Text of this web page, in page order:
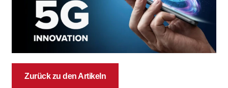
Zurück zu den Artikeln